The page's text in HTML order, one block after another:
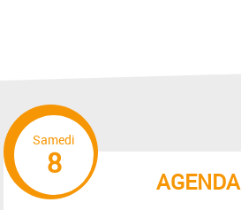
AGENDA
Samedi
8